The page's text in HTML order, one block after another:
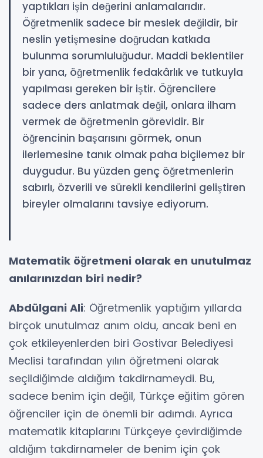
yaptıkları işin değerini anlamalarıdır.
Öğretmenlik sadece bir meslek değildir, bir
neslin yetişmesine doğrudan katkıda
bulunma sorumluluğudur. Maddi beklentiler
bir yana, öğretmenlik fedakârlık ve tutkuyla
yapılması gereken bir iştir. Öğrencilere
sadece ders anlatmak değil, onlara ilham
vermek de öğretmenin görevidir. Bir
öğrencinin başarısını görmek, onun
ilerlemesine tanık olmak paha biçilemez bir
duygudur. Bu yüzden genç öğretmenlerin
sabırlı, özverili ve sürekli kendilerini geliştiren
bireyler olmalarını tavsiye ediyorum.
Matematik öğretmeni olarak en unutulmaz
anılarınızdan biri nedir?
Abdülgani Ali: Öğretmenlik yaptığım yıllarda
birçok unutulmaz anım oldu, ancak beni en
çok etkileyenlerden biri Gostivar Belediyesi
Meclisi tarafından yılın öğretmeni olarak
seçildiğimde aldığım takdirnameydi. Bu,
sadece benim için değil, Türkçe eğitim gören
öğrenciler için de önemli bir adımdı. Ayrıca
matematik kitaplarını Türkçeye çevirdiğimde
aldığım takdirnameler de benim için çok